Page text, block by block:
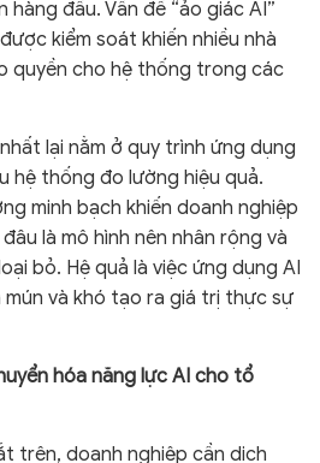
đầu. Vấn đề “ảo giác AI”
kiểm soát khiến nhiều nhà
quyền cho hệ thống trong các
lại nằm ở quy trình ứng dụng
hệ thống đo lường hiệu quả.
minh bạch khiến doanh nghiệp
là mô hình nên nhân rộng và
bỏ. Hệ quả là việc ứng dụng AI
mún và khó tạo ra giá trị thực sự
hóa năng lực AI cho tổ
trên, doanh nghiệp cần dịch